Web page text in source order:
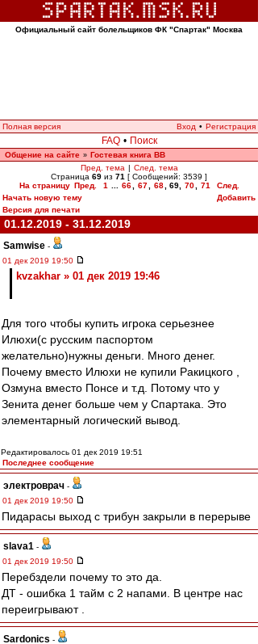
Официальный сайт болельщиков ФК "Спартак" Москва
Полная версия Вход • Регистрация
FAQ • Поиск
Общение на сайте » Гостевая книга ВВ
Пред. тема | След. тема
Страница 69 из 71 [ Сообщений: 3539 ]
На страницу Пред. 1 66 67 68 69, 70 71
След.
Начать новую тему
Добавить
Версия для печати
01.12.2019 - 31.12.2019
Samwise -
01 дек 2019 19:50
kvzakhar » 01 дек 2019 19:46
Для того чтобы купить игрока серьезнее
Илюхи(с русским паспортом
желательно)нужны деньги. Много денег.
Почему вместо Илюхи не купили Ракицкого ,
Озмуна вместо Понсе и т.д. Потому что у
Зенита денег больше чем у Спартака. Это
элементарный логический вывод.
Редактировалось 01 дек 2019 19:51
Последнее сообщение
электроврач -
01 дек 2019 19:50
Пидарасы выход с трибун закрыли в перерыве
slava1 -
01 дек 2019 19:50
Перебздели почему то это да.
ДТ - ошибка 1 тайм с 2 напами. В центре нас
переигрывают .
Sardonics -